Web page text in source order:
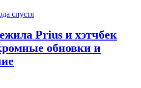
спустя
Prius и хэтчбек
обновки и